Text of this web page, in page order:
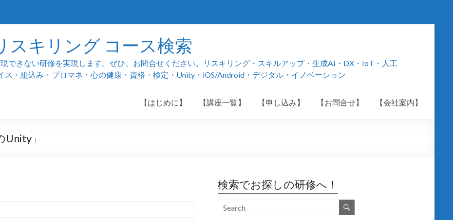
スキリング コース検索
できない研修を実現します。ぜひ、お問合せください。リスキリング・スキルアップ・生成AI・DX・IoT・人工
・組込み・プロマネ・心の健康・資格・検定・Unity・iOS/Android・デジタル・イノベーション
【はじめに】 【講座一覧】 【申し込み】 【お問合せ】 【会社案内】
」
検索でお探しの研修へ！